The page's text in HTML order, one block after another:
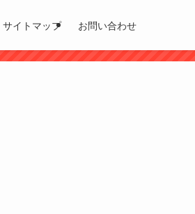
サイトマップ お問い合わせ